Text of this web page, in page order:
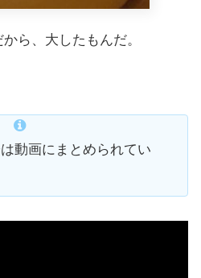
ら、大したもんだ。
動画にまとめられてい